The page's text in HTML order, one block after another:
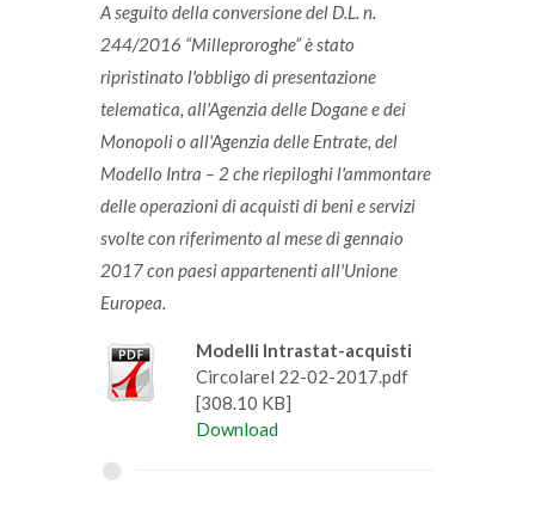
A seguito della conversione del D.L. n.
244/2016 “Milleproroghe” è stato
ripristinato l'obbligo di presentazione
telematica, all'Agenzia delle Dogane e dei
Monopoli o all'Agenzia delle Entrate, del
Modello Intra – 2 che riepiloghi l'ammontare
delle operazioni di acquisti di beni e servizi
svolte con riferimento al mese di gennaio
2017 con paesi appartenenti all'Unione
Europea.
Modelli Intrastat-acquisti
Circolarel 22-02-2017.pdf
[308.10 KB]
Download